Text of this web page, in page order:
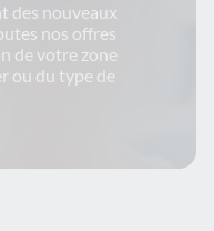
des nouveaux
nos offres
de votre zone
ou du type de